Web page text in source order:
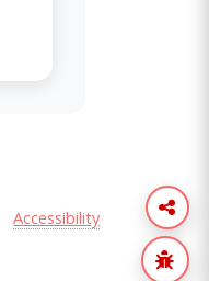
Accessibility